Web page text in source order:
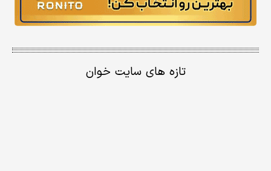
تازه های سایت خوان